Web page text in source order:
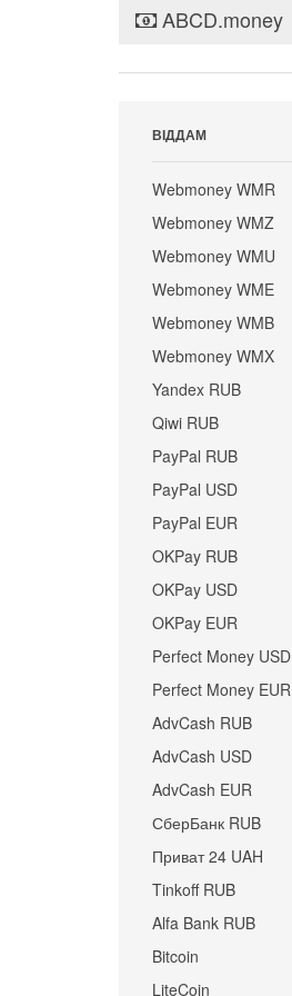
ABCD.money
ВІДДАМ
Webmoney WMR
Webmoney WMZ
Webmoney WMU
Webmoney WME
Webmoney WMB
Webmoney WMX
Yandex RUB
Qiwi RUB
PayPal RUB
PayPal USD
PayPal EUR
OKPay RUB
OKPay USD
OKPay EUR
Perfect Money USD
Perfect Money EUR
AdvCash RUB
AdvCash USD
AdvCash EUR
СберБанк RUB
Приват 24 UAH
Tinkoff RUB
Alfa Bank RUB
Bitcoin
LiteCoin